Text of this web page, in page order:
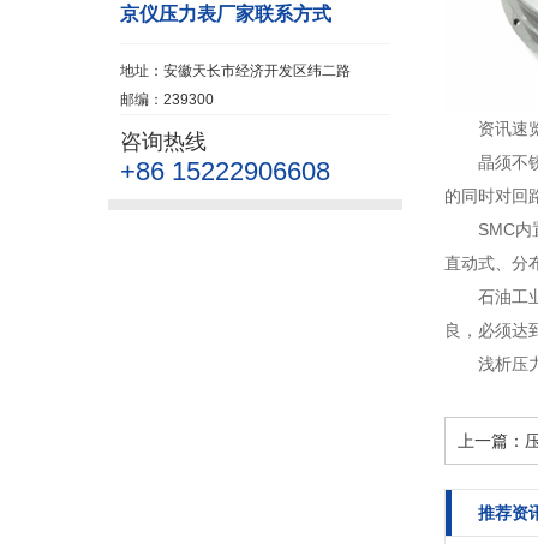
京仪压力表厂家联系方式
地址：安徽天长市经济开发区纬二路
邮编：239300
咨询热线
+86 15222906608
资讯速
晶须不
的同时对回
SMC内
直动式、分
石油工
良，必须达
浅析压
上一篇：
推荐资